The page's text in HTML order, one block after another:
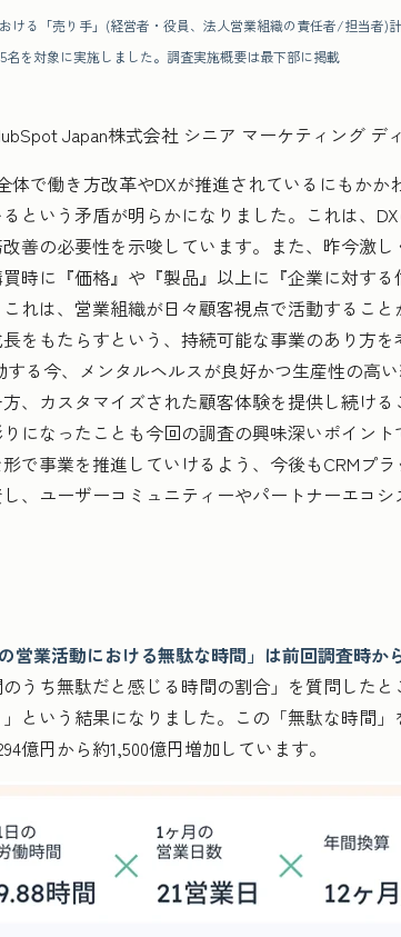
ける「売り手」(経営者・役員、法人営業組織の責任者/担当者)
名を対象に実施しました。調査実施概要は最下部に掲載
Japan株式会社 シニア マーケティング デ
体で働き方改革やDXが推進されているにもかか
という矛盾が明らかになりました。これは、
善の必要性を示唆しています。また、昨今激
時に『価格』や『製品』以上に『企業に対す
れは、営業組織が日々顧客視点で活動するこ
をもたらすという、持続可能な事業のあり方
る今、メンタルヘルスが良好かつ生産性の高
、カスタマイズされた顧客体験を提供し続け
になったことも今回の調査の興味深いポイント
で事業を推進していけるよう、今後もCRMプ
、ユーザーコミュニティーやパートナーエコ
営業活動における無駄な時間」は前回調査時か
うち無駄だと感じる時間の割合」を質問した
という結果になりました。この「無駄な時間
億円から約1,500億円増加しています。